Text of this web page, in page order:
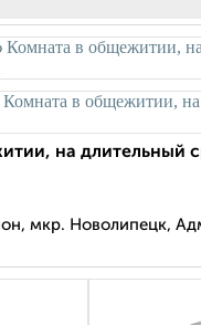
на длительный
мкр. Новолипецк,